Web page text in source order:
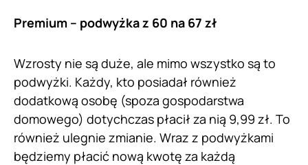
Premium – podwyżka z 60 na 67 zł
Wzrosty nie są duże, ale mimo wszystko są to
podwyżki. Każdy, kto posiadał również
dodatkową osobę (spoza gospodarstwa
domowego) dotychczas płacił za nią 9,99 zł. To
również ulegnie zmianie. Wraz z podwyżkami
będziemy płacić nową kwotę za każdą